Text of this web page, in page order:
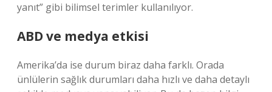
yanıt” gibi bilimsel terimler kullanılıyor.
ABD ve medya etkisi
Amerika’da ise durum biraz daha farklı. Orada
ünlülerin sağlık durumları daha hızlı ve daha detaylı